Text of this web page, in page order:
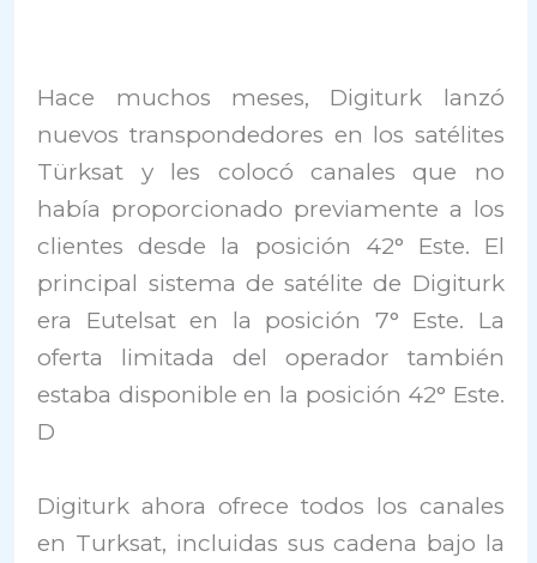
Hace muchos meses, Digiturk lanzó
nuevos transpondedores en los satélites
Türksat y les colocó canales que no
había proporcionado previamente a los
clientes desde la posición 42° Este. El
principal sistema de satélite de Digiturk
era Eutelsat en la posición 7° Este. La
oferta limitada del operador también
estaba disponible en la posición 42° Este.
D
Digiturk ahora ofrece todos los canales
en Turksat, incluidas sus cadena bajo la